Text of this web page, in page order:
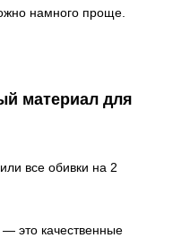
намного проще.
материал для
все обивки на 2
это качественные